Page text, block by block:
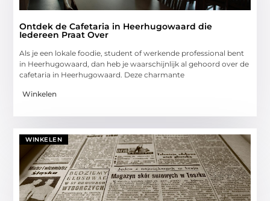
Ontdek de Cafetaria in Heerhugowaard die
Iedereen Praat Over
Als je een lokale foodie, student of werkende professional bent
in Heerhugowaard, dan heb je waarschijnlijk al gehoord over de
cafetaria in Heerhugowaard. Deze charmante
Winkelen
WINKELEN